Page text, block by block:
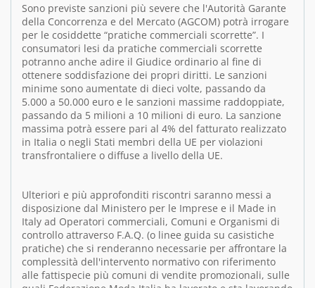
Sono previste sanzioni più severe che l'Autorità Garante
della Concorrenza e del Mercato (AGCOM) potrà irrogare
per le cosiddette “pratiche commerciali scorrette”. I
consumatori lesi da pratiche commerciali scorrette
potranno anche adire il Giudice ordinario al fine di
ottenere soddisfazione dei propri diritti. Le sanzioni
minime sono aumentate di dieci volte, passando da
5.000 a 50.000 euro e le sanzioni massime raddoppiate,
passando da 5 milioni a 10 milioni di euro. La sanzione
massima potrà essere pari al 4% del fatturato realizzato
in Italia o negli Stati membri della UE per violazioni
transfrontaliere o diffuse a livello della UE.
Ulteriori e più approfonditi riscontri saranno messi a
disposizione dal Ministero per le Imprese e il Made in
Italy ad Operatori commerciali, Comuni e Organismi di
controllo attraverso F.A.Q. (o linee guida su casistiche
pratiche) che si renderanno necessarie per affrontare la
complessità dell'intervento normativo con riferimento
alle fattispecie più comuni di vendite promozionali, sulle